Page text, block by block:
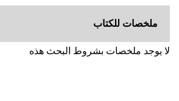
ملخصات للكتاب
لا يوجد ملخصات بشروط البحث هذه